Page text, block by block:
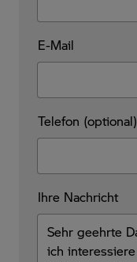
E-Mail
Telefon (optional)
Ihre Nachricht